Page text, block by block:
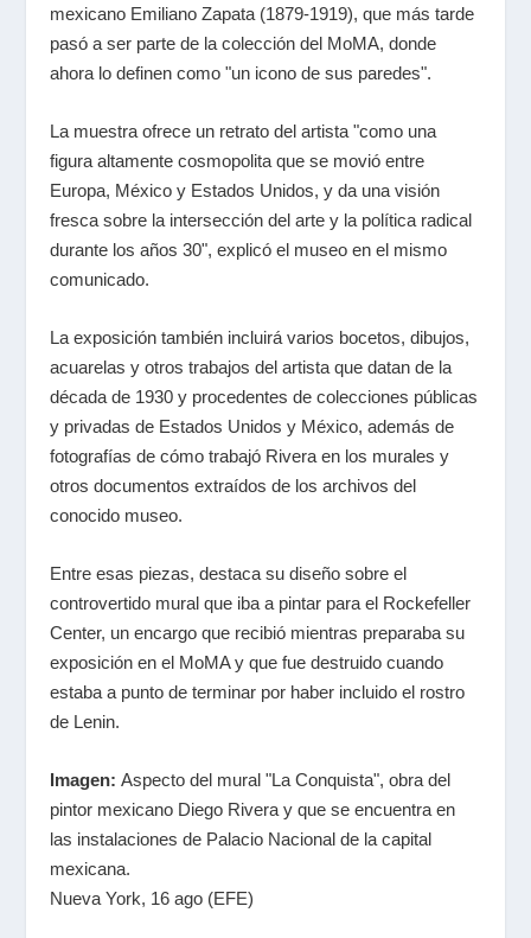
mexicano Emiliano Zapata (1879-1919), que más tarde
pasó a ser parte de la colección del MoMA, donde
ahora lo definen como "un icono de sus paredes".
La muestra ofrece un retrato del artista "como una
figura altamente cosmopolita que se movió entre
Europa, México y Estados Unidos, y da una visión
fresca sobre la intersección del arte y la política radical
durante los años 30", explicó el museo en el mismo
comunicado.
La exposición también incluirá varios bocetos, dibujos,
acuarelas y otros trabajos del artista que datan de la
década de 1930 y procedentes de colecciones públicas
y privadas de Estados Unidos y México, además de
fotografías de cómo trabajó Rivera en los murales y
otros documentos extraídos de los archivos del
conocido museo.
Entre esas piezas, destaca su diseño sobre el
controvertido mural que iba a pintar para el Rockefeller
Center, un encargo que recibió mientras preparaba su
exposición en el MoMA y que fue destruido cuando
estaba a punto de terminar por haber incluido el rostro
de Lenin.
Imagen:Aspecto del mural "La Conquista", obra del
pintor mexicano Diego Rivera y que se encuentra en
las instalaciones de Palacio Nacional de la capital
mexicana.
Nueva York, 16 ago (EFE)